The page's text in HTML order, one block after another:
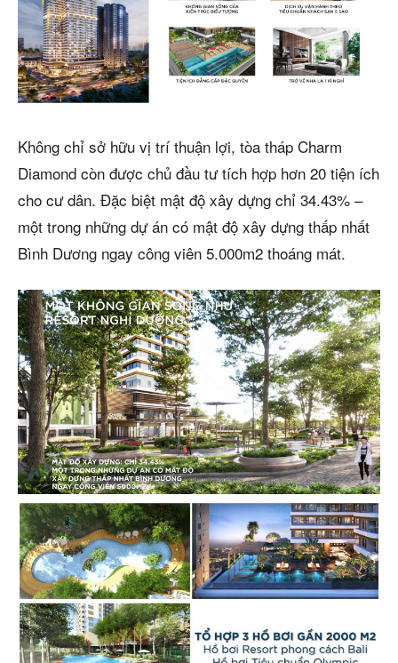
Không chỉ sở hữu vị trí thuận lợi, tòa tháp Charm
Diamond còn được chủ đầu tư tích hợp hơn 20 tiện ích
cho cư dân. Đặc biệt mật độ xây dựng chỉ 34.43% –
một trong những dự án có mật độ xây dựng thấp nhất
Bình Dương ngay công viên 5.000m2 thoáng mát.